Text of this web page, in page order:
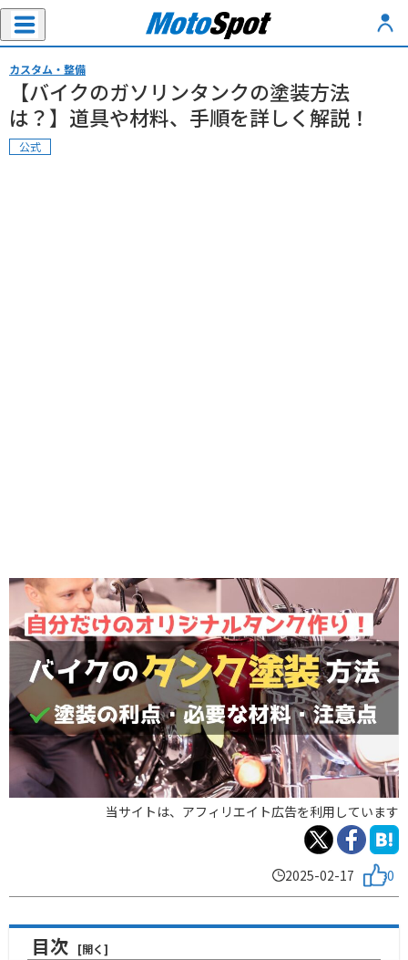
カスタム・整備
【バイクのガソリンタンクの塗装方法
は？】道具や材料、手順を詳しく解説！
公式
当サイトは、アフィリエイト広告を利用しています
2025-02-17 0
目次